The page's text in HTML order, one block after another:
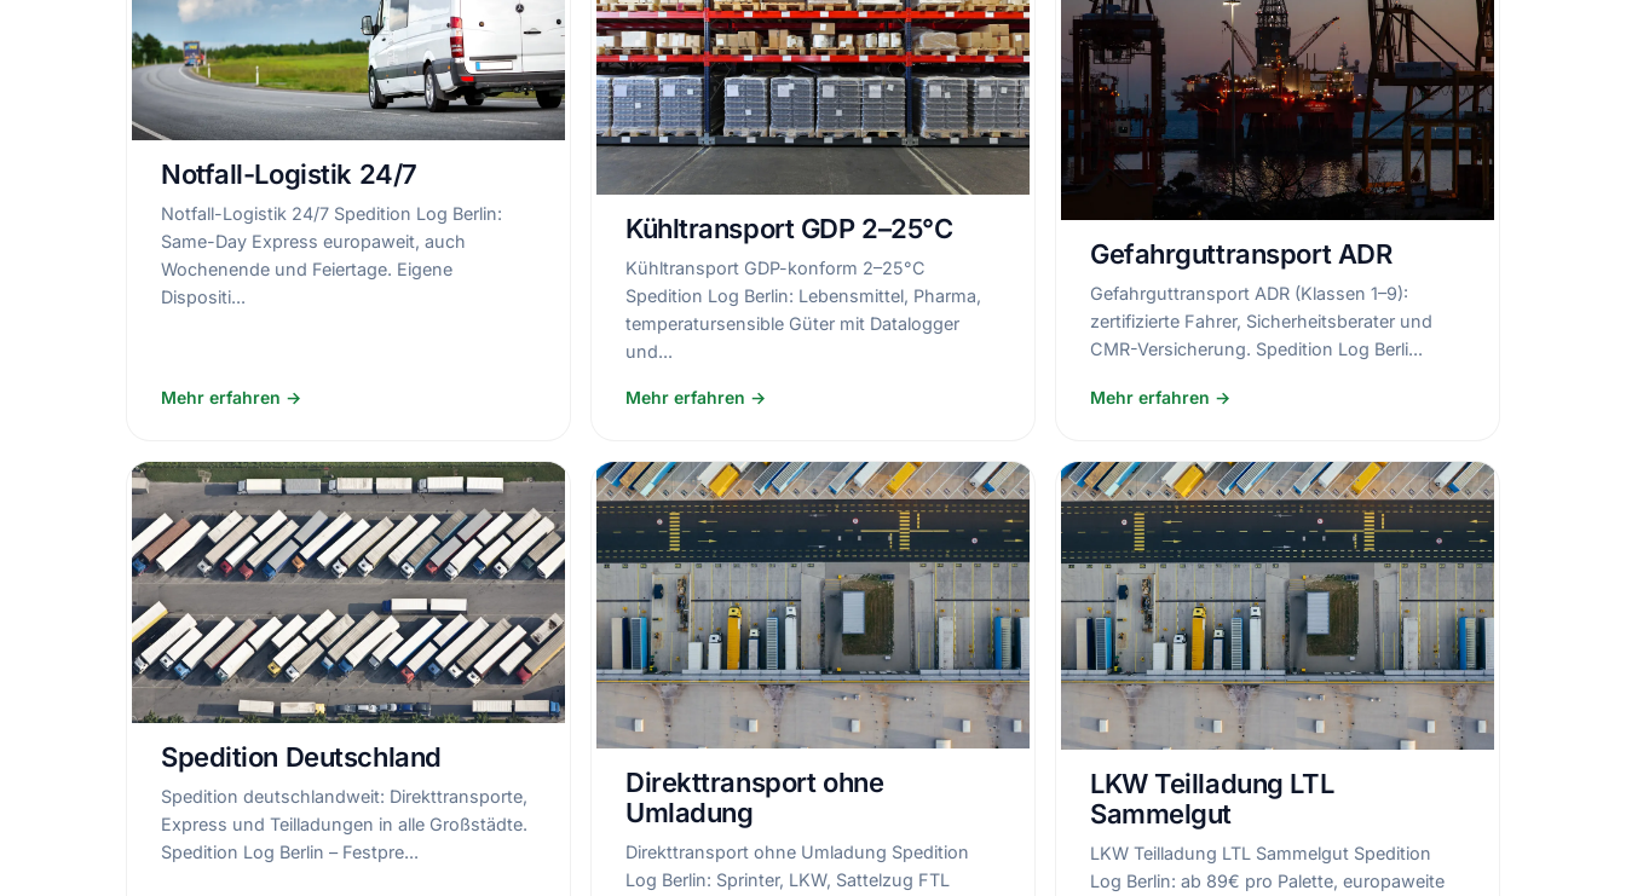
Notfall-Logistik 24/7
Notfall-Logistik 24/7 Spedition Log Berlin:
Same-Day Express europaweit, auch
Wochenende und Feiertage. Eigene
Dispositi...
Mehr erfahren →
Kühltransport GDP 2–25°C
Kühltransport GDP-konform 2–25°C
Spedition Log Berlin: Lebensmittel, Pharma,
temperatursensible Güter mit Datalogger
und...
Mehr erfahren →
Gefahrguttransport ADR
Gefahrguttransport ADR (Klassen 1–9):
zertifizierte Fahrer, Sicherheitsberater und
CMR-Versicherung. Spedition Log Berli...
Mehr erfahren →
Spedition Deutschland
Spedition deutschlandweit: Direkttransporte,
Express und Teilladungen in alle Großstädte.
Spedition Log Berlin – Festpre...
Direkttransport ohne
Umladung
Direkttransport ohne Umladung Spedition
Log Berlin: Sprinter, LKW, Sattelzug FTL
LKW Teilladung LTL
Sammelgut
LKW Teilladung LTL Sammelgut Spedition
Log Berlin: ab 89€ pro Palette, europaweite